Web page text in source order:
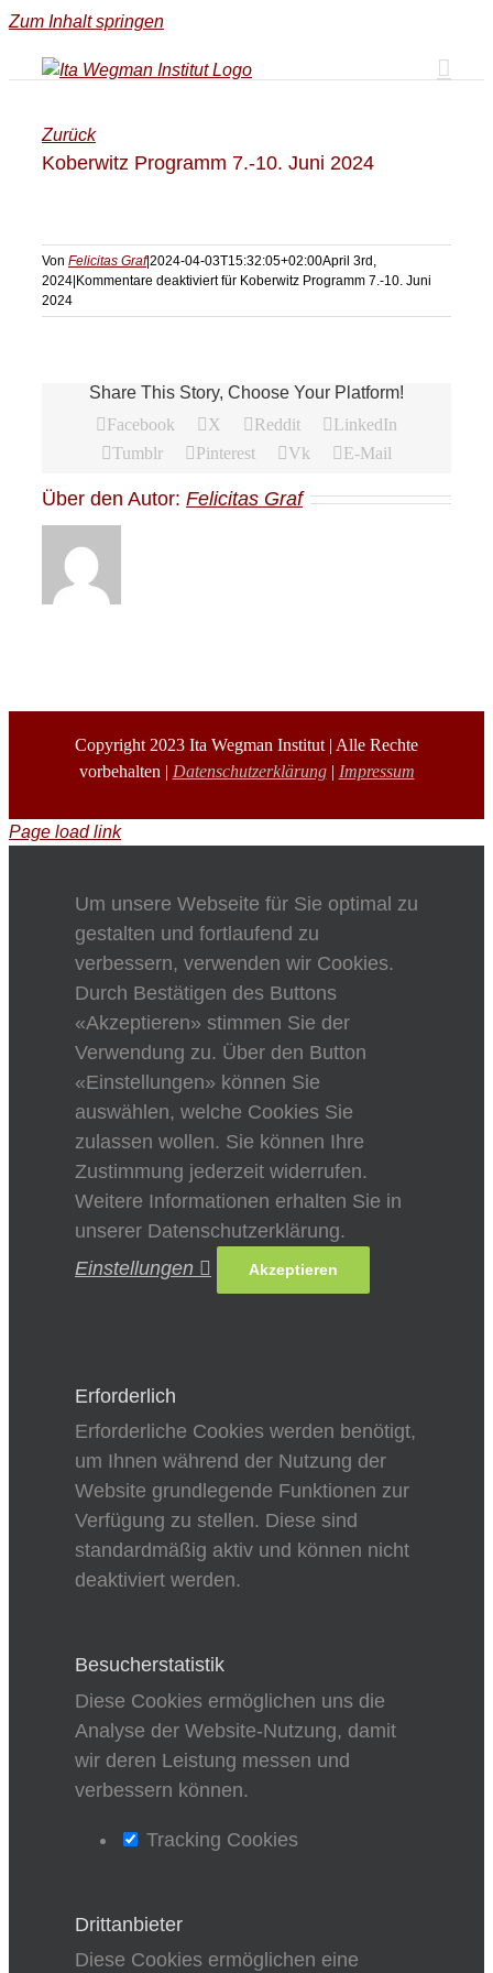
Zum Inhalt springen
Zurück
Koberwitz Programm 7.-10. Juni 2024
Von Felicitas Graf|2024-04-03T15:32:05+02:00April 3rd,
2024 Kommentare deaktiviertfür Koberwitz Programm 7.-10. Juni
2024
Share This Story, Choose Your Platform!
Facebook
X Reddit
LinkedIn
Tumblr
Pinterest Vk E-Mail
Über den Autor: Felicitas Graf
Copyright 2023 Ita Wegman Institut | Alle Rechte
vorbehalten | Datenschutzerklärung| Impressum
Page load link
Um unsere Webseite für Sie optimal zu
gestalten und fortlaufend zu
verbessern, verwenden wir Cookies.
Durch Bestätigen des Buttons
«Akzeptieren» stimmen Sie der
Verwendung zu. Über den Button
«Einstellungen» können Sie
auswählen, welche Cookies Sie
zulassen wollen. Sie können Ihre
Zustimmung jederzeit widerrufen.
Weitere Informationen erhalten Sie in
unserer Datenschutzerklärung.
Einstellungen
Akzeptieren
Erforderlich
Erforderliche Cookies werden benötigt,
um Ihnen während der Nutzung der
Website grundlegende Funktionen zur
Verfügung zu stellen. Diese sind
standardmäßig aktiv und können nicht
deaktiviert werden.
Besucherstatistik
Diese Cookies ermöglichen uns die
Analyse der Website-Nutzung, damit
wir deren Leistung messen und
verbessern können.
Tracking Cookies
Drittanbieter
Diese Cookies ermöglichen eine